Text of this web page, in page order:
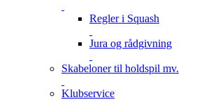
Regler i Squash
Jura og rådgivning
Skabeloner til holdspil mv.
Klubservice